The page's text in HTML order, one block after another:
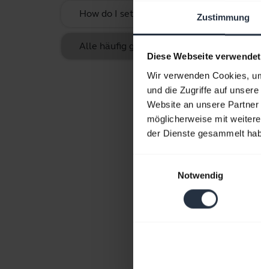
Zustimmung
Diese Webseite
Wir verwenden Cookies,
und die Zugriffe auf
Website an unsere
möglicherweise mit
der Dienste gesammelt
Notwendig
How do I set up my Jabra device to work
Alle häufig gestellten Fragen (FAQs) für